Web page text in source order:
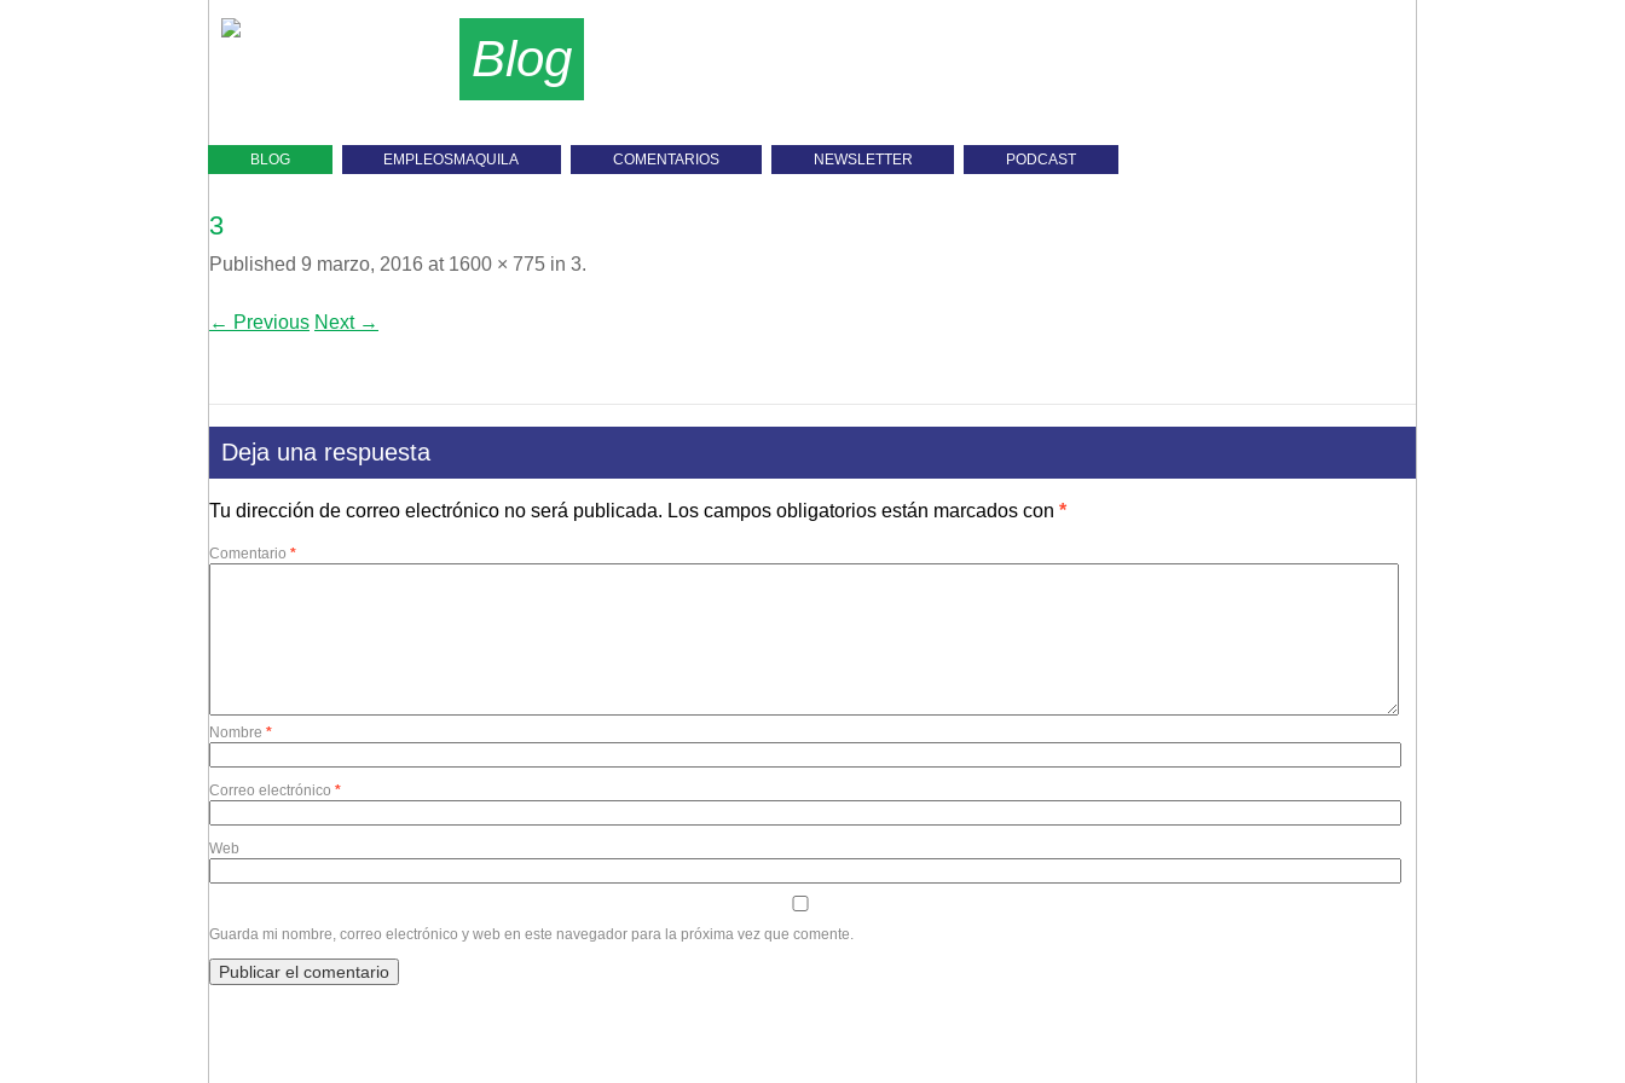
Blog
BLOG EMPLEOSMAQUILA COMENTARIOS NEWSLETTER PODCAST
3
Published 9 marzo, 2016 at 1600 × 775 in 3.
← Previous Next →
Deja una respuesta
Tu dirección de correo electrónico no será publicada. Los campos obligatorios están marcados con *
Comentario *
Nombre *
Correo electrónico *
Web
Guarda mi nombre, correo electrónico y web en este navegador para la próxima vez que comente.